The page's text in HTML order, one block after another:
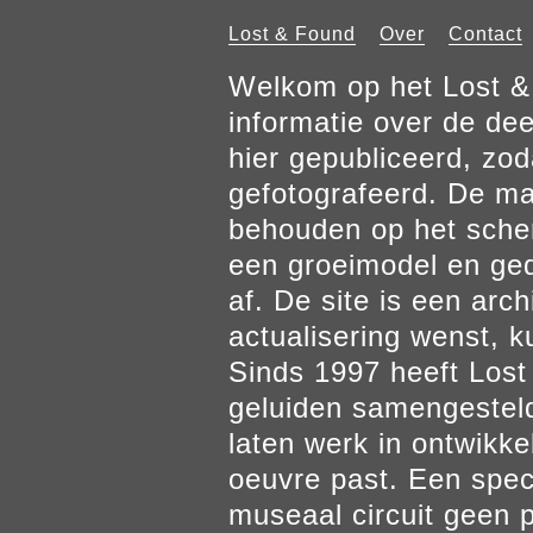
Lost & Found Over Contact
Welkom op het Lost
informatie over de
hier gepubliceerd,
gefotografeerd. De
behouden op het
een groeimodel en
af. De site is een
actualisering wenst,
Sinds 1997 heeft
geluiden
laten werk in
oeuvre past. Een
museaal circuit geen